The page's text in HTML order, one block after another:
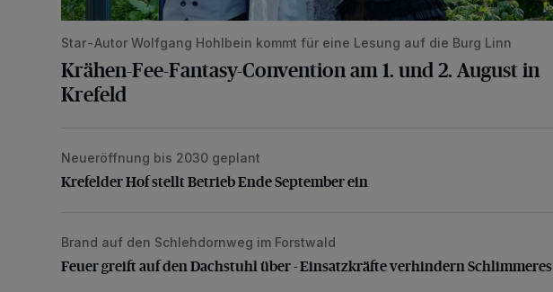
Star-Autor Wolfgang Hohlbein kommt für eine Lesung auf die Burg Linn
Krähen-Fee-Fantasy-Convention am 1. und 2. August in
Krefeld
Krefelder Hof stellt Betrieb Ende September ein
Neueröffnung bis 2030 geplant
Krefelder Hof stellt Betrieb Ende September ein
Feuer greift auf den Dachstuhl über - Einsatzkräfte verhindern Schlimmeres
Brand auf den Schlehdornweg im Forstwald
Feuer greift auf den Dachstuhl über - Einsatzkräfte verhindern Schlimmeres